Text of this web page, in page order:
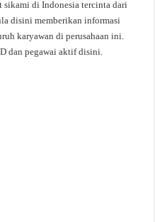
sikami di Indonesia tercinta dari
disini memberikan informasi
karyawan di perusahaan ini.
dan pegawai aktif disini.